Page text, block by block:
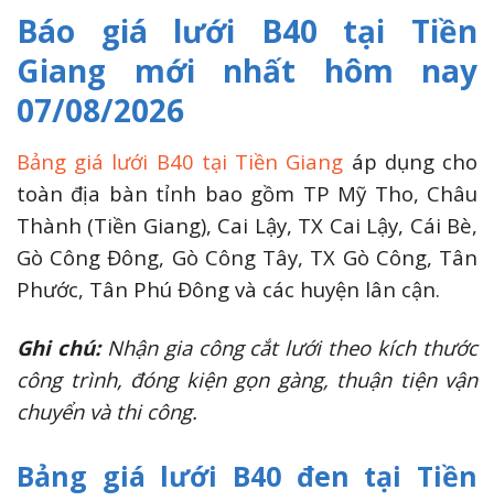
Báo giá lưới B40 tại Tiền
Giang mới nhất hôm nay
07/08/2026
Bảng giá lưới B40 tại Tiền Giang áp dụng cho
toàn địa bàn tỉnh bao gồm TP Mỹ Tho, Châu
Thành (Tiền Giang), Cai Lậy, TX Cai Lậy, Cái Bè,
Gò Công Đông, Gò Công Tây, TX Gò Công, Tân
Phước, Tân Phú Đông và các huyện lân cận.
Ghi chú:Nhận gia công cắt lưới theo kích thước
công trình, đóng kiện gọn gàng, thuận tiện vận
chuyển và thi công.
Bảng giá lưới B40 đen tại Tiền